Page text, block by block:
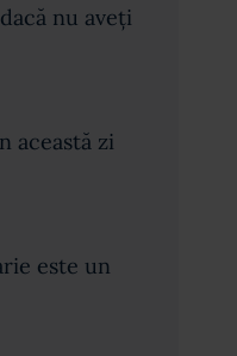
nu aveți
această zi
este un